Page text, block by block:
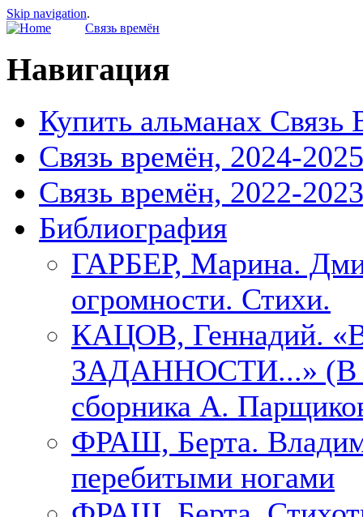
Skip navigation.
Связь времён
Навигация
Купить альманах Связь
Связь времён, 2024-2025
Связь времён, 2022-2023
Библиография
ГАРБЕР, Марина.
огромности. Стихи.
КАЦОВ, Геннадий.
ЗАДАННОСТИ...» (В
сборника А.
ФРАШ, Берта.
перебитыми ногами